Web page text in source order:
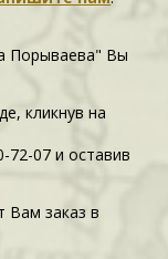
Порываева" Вы
кликнув на
72-07 и оставив
Вам заказ в